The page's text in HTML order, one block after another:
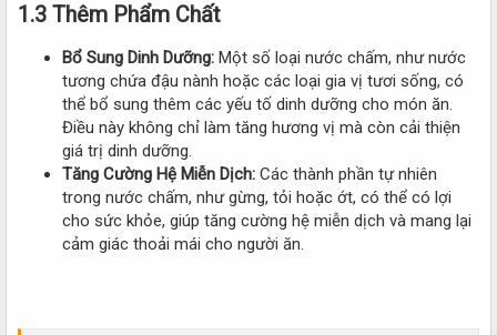
1.3 Thêm Phẩm Chất
Bổ Sung Dinh Dưỡng: Một số loại nước chấm, như nước
tương chứa đậu nành hoặc các loại gia vị tươi sống, có
thể bổ sung thêm các yếu tố dinh dưỡng cho món ăn.
Điều này không chỉ làm tăng hương vị mà còn cải thiện
giá trị dinh dưỡng.
Tăng Cường Hệ Miễn Dịch: Các thành phần tự nhiên
trong nước chấm, như gừng, tỏi hoặc ớt, có thể có lợi
cho sức khỏe, giúp tăng cường hệ miễn dịch và mang lại
cảm giác thoải mái cho người ăn.